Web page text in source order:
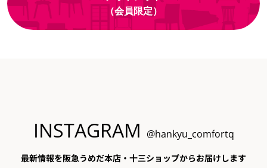
（会員限定）
INSTAGRAM @hankyu_comfortq
最新情報を阪急うめだ本店・十三ショップからお届けします